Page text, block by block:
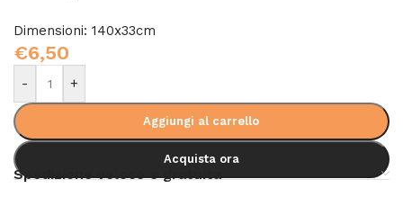
Dimensioni: 140x33cm
€6,50
- +
Aggiungi al carrello
Acquista ora
Spedizione veloce e gratuita